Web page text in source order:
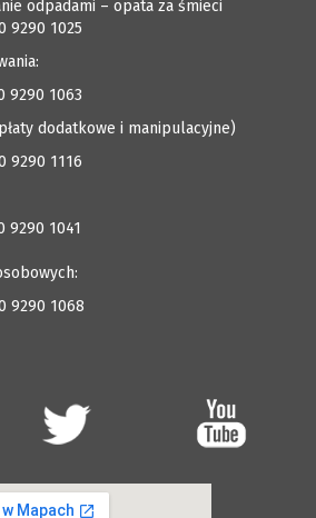
odpadami – opata za śmieci
9290 1025
9290 1063
dodatkowe i manipulacyjne)
9290 1116
9290 1041
9290 1068